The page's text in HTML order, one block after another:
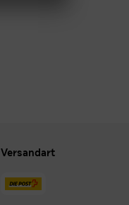
Versandart